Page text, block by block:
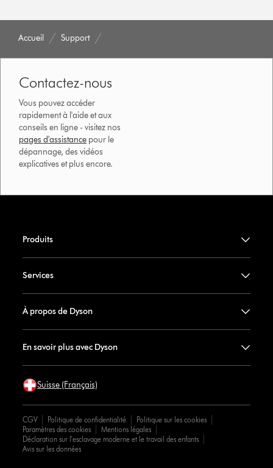
Accueil Support
Contactez-nous
Vous pouvez accéder
rapidement à l'aide et aux
conseils en ligne - visitez nos
pages d'assistance pour le
dépannage, des vidéos
explicatives et plus encore.
Produits
Services
À propos de Dyson
En savoir plus avec Dyson
Suisse (Français)
CGV Politique de confidentialité
Politique sur les cookies
Paramètres des cookies
Mentions légales
Déclaration sur l'esclavage moderne et le travail des enfants
Avis sur les données